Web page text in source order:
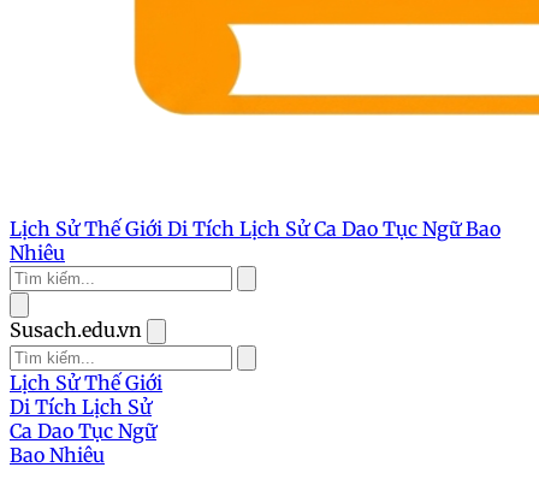
Lịch Sử Thế Giới Di Tích Lịch SửCa Dao Tục NgữBao
Nhiêu
Susach.edu.vn
Lịch Sử Thế Giới
Di Tích Lịch Sử
Ca Dao Tục Ngữ
Bao Nhiêu